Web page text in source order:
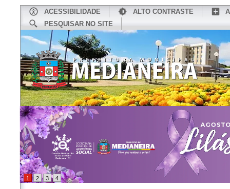
ACESSIBILIDADE ALTO CONTRASTE
PESQUISAR NO SITE
CONHEÇA MEDIANEIRA
1 2 3 4